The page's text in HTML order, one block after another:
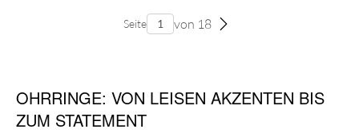
Seite von 18
OHRRINGE: VON LEISEN AKZENTEN BIS
ZUM STATEMENT